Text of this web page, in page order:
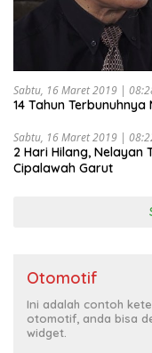
Sabtu, 16 Maret 2019 |
14 Tahun
Sabtu, 16 Maret 2019 |
2 Hari Hilang, Nelayan
Cipalawah Garut
Otomotif
Ini adalah contoh
otomotif, anda bisa
widget.